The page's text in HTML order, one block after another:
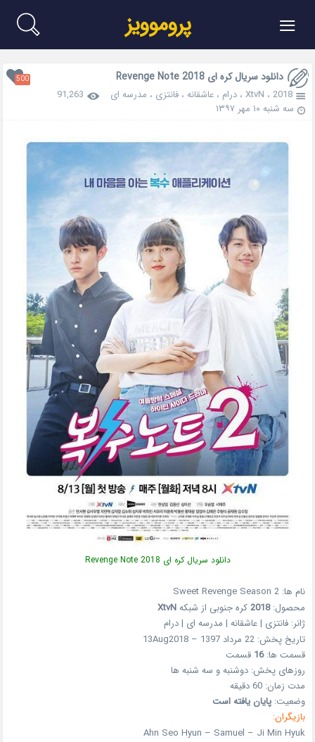
≡ پروموویز
دانلود سریال کره ای Revenge Note 2018 500
2018 ، XtvN ،درام ،عاشقانه ،فانتزی ، مدرسه ای
91,263
سه شنبه ۱۰ مهر ۱۳۹۷
دانلود سریال کره ای Revenge Note 2018
نام ها: Sweet Revenge Season 2
محصول:2018کره جنوبی از شبکهXtvN
ژانر: فانتزی | عاشقانه | مدرسه ای | درام
تاریخ پخش: 22 مرداد 1397 – 13Aug2018
قسمت ها:16 قسمت
روزهای پخش: دوشنبه و سه شنبه ها
مدت زمان: 60 دقیقه
وضعیت:پایان یافته است
بازیگران:
Ahn Seo Hyun – Samuel – Ji Min Hyuk